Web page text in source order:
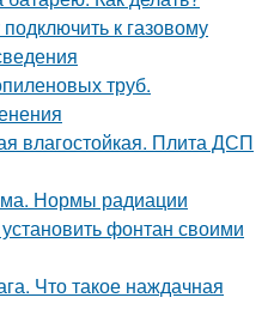
к газовому
труб.
влагостойкая. Плита ДСП
Нормы радиации
фонтан своими
Что такое наждачная